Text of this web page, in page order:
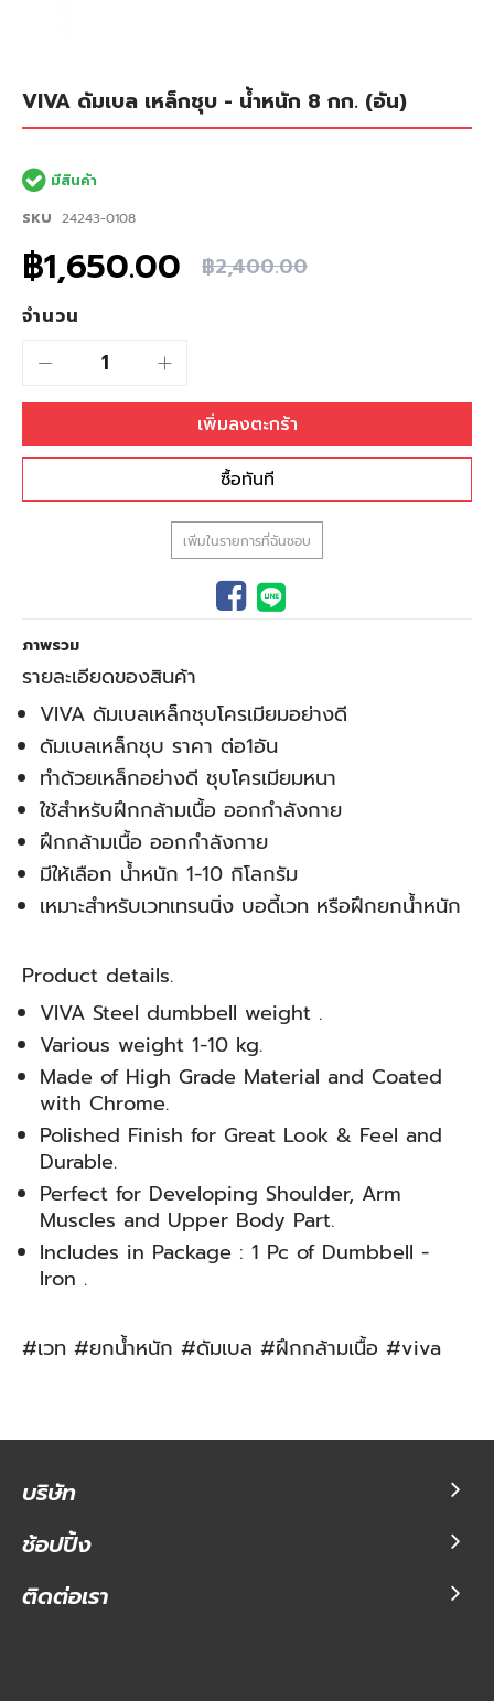
ข้าม
ไป
ที่
เริ่ม
ต้น
แกล
รี
รูปภาพ
VIVA ดัมเบล เหล็กชุบ - น้ำหนัก 8 กก. (อัน)
มีสินค้า
SKU 24243-0108
฿1,650.00 ฿2,400.00
จำนวน
เพิ่มลงตะกร้า
ซื้อทันที
เพิ่มในรายการที่ฉันชอบ
ภาพรวม
รายละเอียดของสินค้า
VIVA ดัมเบลเหล็กชุบโครเมียมอย่างดี
ดัมเบลเหล็กชุบ ราคา ต่อ1อัน
ทำด้วยเหล็กอย่างดี ชุบโครเมียมหนา
ใช้สำหรับฝึกกล้ามเนื้อ ออกกำลังกาย
ฝึกกล้ามเนื้อ ออกกำลังกาย
มีให้เลือก น้ำหนัก 1-10 กิโลกรัม
เหมาะสำหรับเวทเทรนนิ่ง บอดี้เวท หรือฝึกยกน้ำหนัก
Product details.
VIVA Steel dumbbell weight .
Various weight 1-10 kg.
Made of High Grade Material and Coated
with Chrome.
Polished Finish for Great Look & Feel and
Durable.
Perfect for Developing Shoulder, Arm
Muscles and Upper Body Part.
Includes in Package : 1 Pc of Dumbbell -
Iron .
#เวท #ยกน้ำหนัก #ดัมเบล #ฝึกกล้ามเนื้อ #viva
บริษัท
ช้อปปิ้ง
ติดต่อเรา